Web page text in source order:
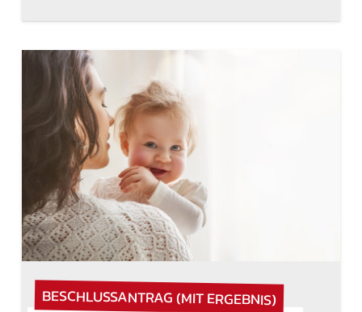
BESCHLUSSANTRAG (MIT ERGEBNIS)